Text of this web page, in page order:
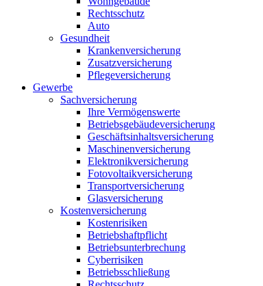
Rechtsschutz
Auto
Gesundheit
Krankenversicherung
Zusatzversicherung
Pflegeversicherung
Gewerbe
Sachversicherung
Ihre Vermögenswerte
Betriebsgebäudeversicherung
Geschäftsinhaltsversicherung
Maschinenversicherung
Elektronikversicherung
Fotovoltaikversicherung
Transportversicherung
Glasversicherung
Kostenversicherung
Kostenrisiken
Betriebshaftpflicht
Betriebsunterbrechung
Cyberrisiken
Betriebsschließung